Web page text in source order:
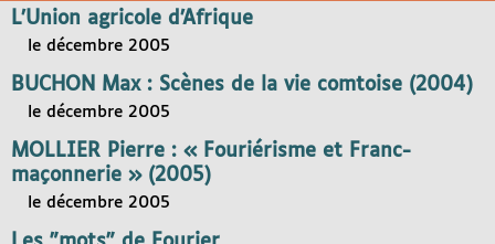
L’Union agricole d’Afrique
le décembre 2005
BUCHON Max : Scènes de la vie comtoise (2004)
le décembre 2005
MOLLIER Pierre : « Fouriérisme et Franc-
maçonnerie » (2005)
le décembre 2005